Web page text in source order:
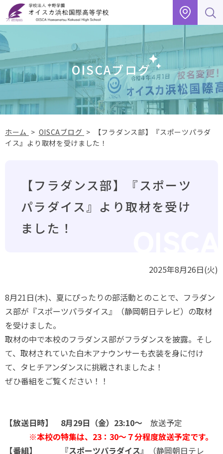
ロ
ー
バ
ル
ナ
ビ
ー
シ
ョ
ン
文
へ
ッ
タ
ー
へ
OISCAブログ
ホーム > OISCAブログ >
【フラダンス部】『スポーツパラダ
イス』より取材を受けました！
【フラダンス部】『スポーツ
パラダイス』より取材を受け
ました！
2025年8月26日(火)
8月21日(木)、夏にぴったりの部活動とのことで、フラダン
ス部が『スポーツパラダイス』（静岡朝日テレビ）の取材
を受けました。
取材の中で本校のフラダンス部がフラダンスを披露。そし
て、取材されていた白木アナウンサーも衣装を身に付け
て、タヒチアンダンスに挑戦されましたよ！
ぜひ番組をご覧ください！！
【放送日時】 8月29日（金）23:10～ 放送予定
※本校の特集は、23：30～７分程度放送予定です。
【番組】 『スポーツパラダイス』
（静岡朝日テレ